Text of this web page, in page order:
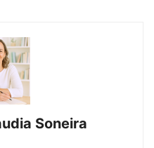
Soneira